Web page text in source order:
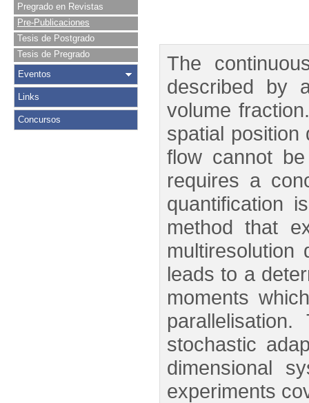
Pregrado en Revistas
Pre-Publicaciones
Tesis de Postgrado
Tesis de Pregrado
Eventos
Links
Concursos
The
described by
volume
spatial position
flow cannot
requires a
quantification
method that
leads to a
moments
stochastic
dimensional
experiments